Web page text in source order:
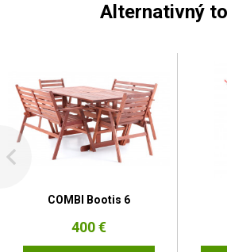
Alternativný
COMBI Bootis 6
400 €